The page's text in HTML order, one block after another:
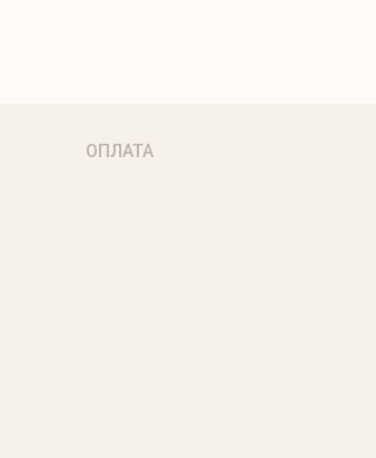
ОПЛАТА